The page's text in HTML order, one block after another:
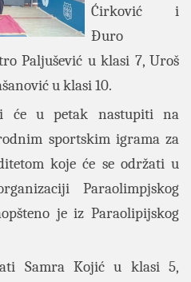
Ćirković i
Đuro
Paljušević u klasi 7, Uroš
u klasi 10.
će u petak nastupiti na
sportskim igrama za
koje će se održati u
Paraolimpjskog
je iz Paraolipijskog
Samra Kojić u klasi 5,